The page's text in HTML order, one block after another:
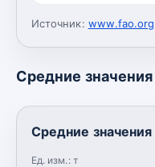
Источник: www.fao.org
Средние значения
Средние значения
Ед. изм.: т